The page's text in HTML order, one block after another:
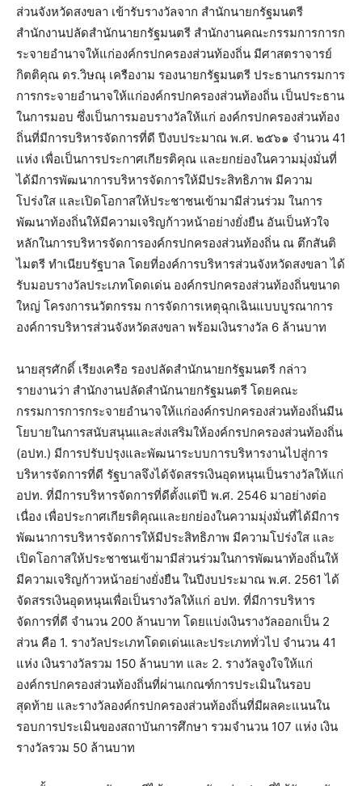
ส่วนจังหวัดสงขลา เข้ารับรางวัลจาก สำนักนายกรัฐมนตรี
สำนักงานปลัดสำนักนายกรัฐมนตรี สำนักงานคณะกรรมการการก
ระจายอำนาจให้แก่องค์กรปกครองส่วนท้องถิ่น มีศาสตราจารย์
กิตติคุณ ดร.วิษณุ เครืองาม รองนายกรัฐมนตรี ประธานกรรมการ
การกระจายอำนาจให้แก่องค์กรปกครองส่วนท้องถิ่น เป็นประธาน
ในการมอบ ซึ่งเป็นการมอบรางวัลให้แก่ องค์กรปกครองส่วนท้อง
ถิ่นที่มีการบริหารจัดการที่ดี ปีงบประมาณ พ.ศ. ๒๕๖๑ จำนวน 41
แห่ง เพื่อเป็นการประกาศเกียรติคุณ และยกย่องในความมุ่งมั่นที่
ได้มีการพัฒนาการบริหารจัดการให้มีประสิทธิภาพ มีความ
โปร่งใส และเปิดโอกาสให้ประชาชนเข้ามามีส่วนร่วม ในการ
พัฒนาท้องถิ่นให้มีความเจริญก้าวหน้าอย่างยั่งยืน อันเป็นหัวใจ
หลักในการบริหารจัดการองค์กรปกครองส่วนท้องถิ่น ณ ตึกสันติ
ไมตรี ทำเนียบรัฐบาล โดยที่องค์การบริหารส่วนจังหวัดสงขลา ได้
รับมอบรางวัลประเภทโดดเด่น องค์กรปกครองส่วนท้องถิ่นขนาด
ใหญ่ โครงการนวัตกรรม การจัดการเหตุฉุกเฉินแบบบูรณาการ
องค์การบริหารส่วนจังหวัดสงขลา พร้อมเงินรางวัล 6 ล้านบาท
นายสุรศักดิ์ เรียงเครือ รองปลัดสำนักนายกรัฐมนตรี กล่าว
รายงานว่า สำนักงานปลัดสำนักนายกรัฐมนตรี โดยคณะ
กรรมการการกระจายอำนาจให้แก่องค์กรปกครองส่วนท้องถิ่นมีน
โยบายในการสนับสนุนและส่งเสริมให้องค์กรปกครองส่วนท้องถิ่น
(อปท.) มีการปรับปรุงและพัฒนาระบบการบริหารงานไปสู่การ
บริหารจัดการที่ดี รัฐบาลจึงได้จัดสรรเงินอุดหนุนเป็นรางวัลให้แก่
อปท. ที่มีการบริหารจัดการที่ดีตั้งแต่ปี พ.ศ. 2546 มาอย่างต่อ
เนื่อง เพื่อประกาศเกียรติคุณและยกย่องในความมุ่งมั่นที่ได้มีการ
พัฒนาการบริหารจัดการให้มีประสิทธิภาพ มีความโปร่งใส และ
เปิดโอกาสให้ประชาชนเข้ามามีส่วนร่วมในการพัฒนาท้องถิ่นให้
มีความเจริญก้าวหน้าอย่างยั่งยืน ในปีงบประมาณ พ.ศ. 2561 ได้
จัดสรรเงินอุดหนุนเพื่อเป็นรางวัลให้แก่ อปท. ที่มีการบริหาร
จัดการที่ดี จำนวน 200 ล้านบาท โดยแบ่งเงินรางวัลออกเป็น 2
ส่วน คือ 1. รางวัลประเภทโดดเด่นและประเภททั่วไป จำนวน 41
แห่ง เงินรางวัลรวม 150 ล้านบาท และ 2. รางวัลจูงใจให้แก่
องค์กรปกครองส่วนท้องถิ่นที่ผ่านเกณฑ์การประเมินในรอบ
สุดท้าย และรางวัลองค์กรปกครองส่วนท้องถิ่นที่มีผลคะแนนใน
รอบการประเมินของสถาบันการศึกษา รวมจำนวน 107 แห่ง เงิน
รางวัลรวม 50 ล้านบาท